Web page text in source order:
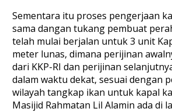
Sementara itu proses pengerjaan
sama dangan tukang pembuat
telah mulai berjalan untuk 3 unit
meter lunas, dimana perijinan
dari KKP-RI dan perijinan
dalam waktu dekat, sesuai dengan
wilayah tangkap ikan untuk kapal
Masijid Rahmatan Lil Alamin ada di